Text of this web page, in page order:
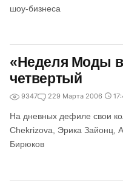
шоу-бизнеса
«Неделя Моды
четвертый
9347 229 Марта 2006
На дневных дефиле свои
Chekrizova, Эрика Зайонц,
Бирюков